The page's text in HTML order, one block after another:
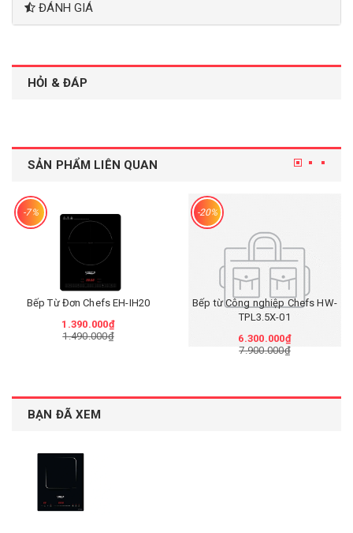
ĐÁNH GIÁ
HỎI & ĐÁP
SẢN PHẨM LIÊN QUAN
-7%
Bếp Từ Đơn Chefs EH-IH20
1.390.000₫
1.490.000₫
-20%
Bếp từ Công nghiệp Chefs HW-
TPL3.5X-01
6.300.000₫
7.900.000₫
BẠN ĐÃ XEM